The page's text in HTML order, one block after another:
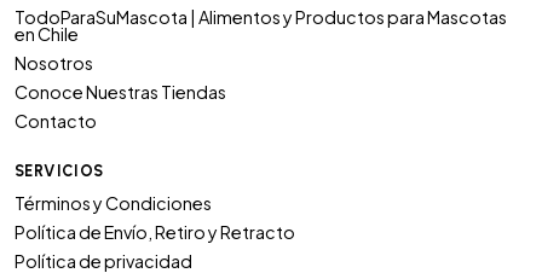
TodoParaSuMascota | Alimentos y Productos para Mascotas
en Chile
Nosotros
Conoce Nuestras Tiendas
Contacto
SERVICIOS
Términos y Condiciones
Política de Envío, Retiro y Retracto
Política de privacidad